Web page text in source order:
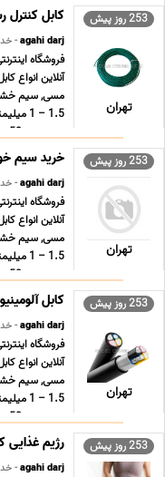
253 روز پیش
تهران
کابل کنترل
agahi darj
-
فروشگاه
آنلاین
سیم نمره 50 – 16 میلیمتر افشان و خشک زمین ... ...
253 روز پیش
تهران
خرید سیم
agahi darj
-
فروشگاه
آنلاین
سیم نمره 50 – 16 میلیمتر افشان و خشک زمین ... ...
253 روز پیش
تهران
کابل
agahi darj
-
فروشگاه
آنلاین
سیم نمره 50 – 16 میلیمتر افشان و خشک زمین ... ...
253 روز پیش رژیم
agahi darj
-